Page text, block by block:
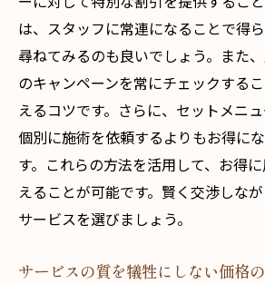
は、スタッフに常連になることで得
尋ねてみるのも良いでしょう。また
のキャンペーンを常にチェックする
えるコツです。さらに、セットメニュ
個別に施術を依頼するよりもお得に
す。これらの方法を活用して、お得
えることが可能です。賢く交渉しな
サービスを選びましょう。
サービスの質を犠牲にしない価格